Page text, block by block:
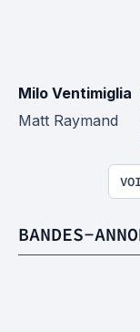
Milo Ventimiglia
Matt Raymand
BANDES-